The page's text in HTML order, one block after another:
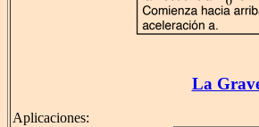
La
Aplicaciones: